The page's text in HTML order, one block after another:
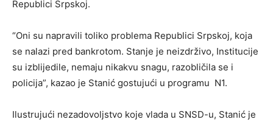
Republici Srpskoj.
“Oni su napravili toliko problema Republici Srpskoj, koja
se nalazi pred bankrotom. Stanje je neizdrživo, Institucije
su izblijedile, nemaju nikakvu snagu, razobličila se i
policija”, kazao je Stanić gostujući u programu N1.
Ilustrujući nezadovoljstvo koje vlada u SNSD-u, Stanić je